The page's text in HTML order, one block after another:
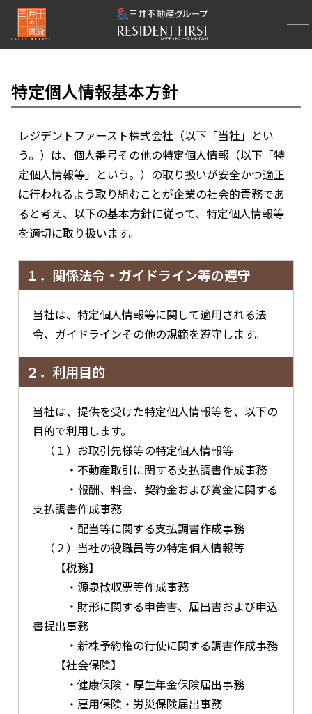
特定個人情報基本方針
レジデントファースト株式会社（以下「当社」とい
う。）は、個人番号その他の特定個人情報（以下「特
定個人情報等」という。）の取り扱いが安全かつ適正
に行われるよう取り組むことが企業の社会的責務であ
ると考え、以下の基本方針に従って、特定個人情報等
を適切に取り扱います。
１．関係法令・ガイドライン等の遵守
当社は、特定個人情報等に関して適用される法
令、ガイドラインその他の規範を遵守します。
２．利用目的
当社は、提供を受けた特定個人情報等を、以下の
目的で利用します。
（１）お取引先様等の特定個人情報等
・不動産取引に関する支払調書作成事務
・報酬、料金、契約金および賞金に関する
支払調書作成事務
・配当等に関する支払調書作成事務
（２）当社の役職員等の特定個人情報等
【税務】
・源泉徴収票等作成事務
・財形に関する申告書、届出書および申込
書提出事務
・新株予約権の行使に関する調書作成事務
【社会保険】
・健康保険・厚生年金保険届出事務
・雇用保険・労災保険届出事務